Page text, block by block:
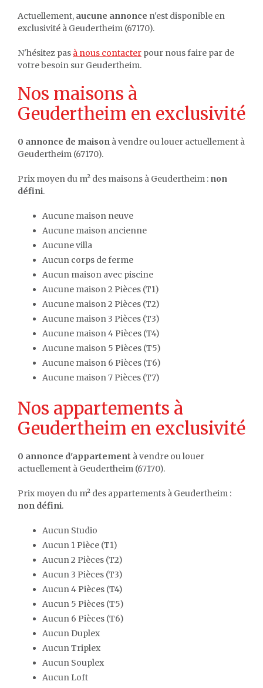
Actuellement, aucune annonce n'est disponible en
exclusivité à Geudertheim (67170).
N'hésitez pas à nous contacter pour nous faire par de
votre besoin sur Geudertheim.
Nos maisons à
Geudertheim en exclusivité
0 annonce de maison à vendre ou louer actuellement à
Geudertheim (67170).
Prix moyen du m² des maisons à Geudertheim : non
défini.
Aucune maison neuve
Aucune maison ancienne
Aucune villa
Aucun corps de ferme
Aucun maison avec piscine
Aucune maison 2 Pièces (T1)
Aucune maison 2 Pièces (T2)
Aucune maison 3 Pièces (T3)
Aucune maison 4 Pièces (T4)
Aucune maison 5 Pièces (T5)
Aucune maison 6 Pièces (T6)
Aucune maison 7 Pièces (T7)
Nos appartements à
Geudertheim en exclusivité
0 annonce d'appartement à vendre ou louer
actuellement à Geudertheim (67170).
Prix moyen du m² des appartements à Geudertheim :
non défini.
Aucun Studio
Aucun 1 Pièce (T1)
Aucun 2 Pièces (T2)
Aucun 3 Pièces (T3)
Aucun 4 Pièces (T4)
Aucun 5 Pièces (T5)
Aucun 6 Pièces (T6)
Aucun Duplex
Aucun Triplex
Aucun Souplex
Aucun Loft